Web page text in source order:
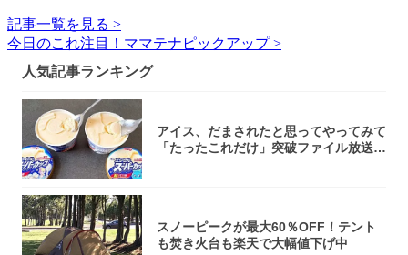
記事一覧を見る >
今日のこれ注目！ママテナピックアップ >
人気記事ランキング
アイス、だまされたと思ってやってみて
「たったこれだけ」突破ファイル放送で
スノーピークが最大60％OFF！テント
も焚き火台も楽天で大幅値下げ中